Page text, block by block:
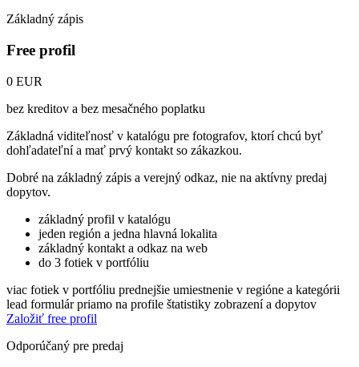
Základný zápis
Free profil
0 EUR
bez kreditov a bez mesačného poplatku
Základná viditeľnosť v katalógu pre fotografov, ktorí chcú byť
dohľadateľní a mať prvý kontakt so zákazkou.
Dobré na základný zápis a verejný odkaz, nie na aktívny predaj
dopytov.
základný profil v katalógu
jeden región a jedna hlavná lokalita
základný kontakt a odkaz na web
do 3 fotiek v portfóliu
viac fotiek v portfóliu prednejšie umiestnenie v regióne a kategórii
lead formulár priamo na profile štatistiky zobrazení a dopytov
Založiť free profil
Odporúčaný pre predaj